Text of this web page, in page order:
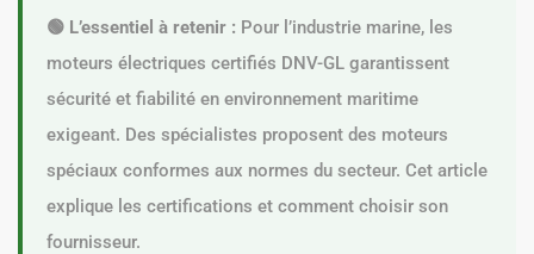
🟢 L’essentiel à retenir : Pour l’industrie marine, les
moteurs électriques certifiés DNV-GL garantissent
sécurité et fiabilité en environnement maritime
exigeant. Des spécialistes proposent des moteurs
spéciaux conformes aux normes du secteur. Cet article
explique les certifications et comment choisir son
fournisseur.